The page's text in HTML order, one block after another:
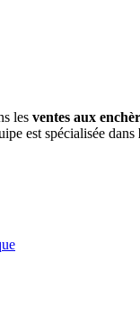
les ventes aux
est spécialisée dans